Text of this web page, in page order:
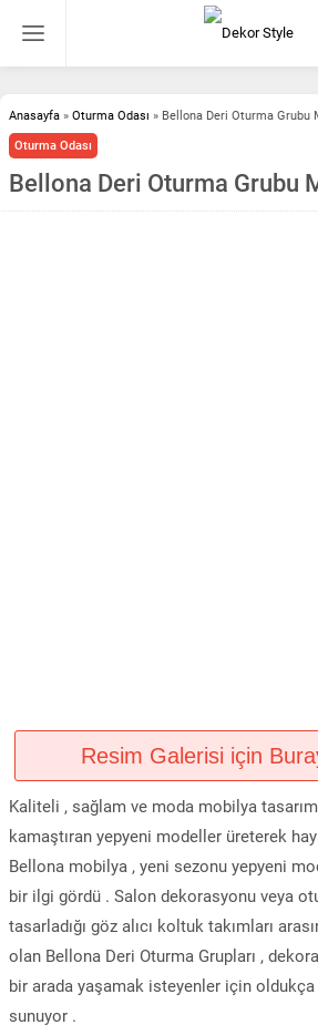
Anasayfa » Oturma Odası » Bellona Deri Oturma Grubu
Oturma Odası
Bellona Deri Oturma Grubu
Resim Galerisi için
Kaliteli , sağlam ve moda mobilya
kamaştıran yepyeni modeller üreterek
Bellona mobilya , yeni sezonu yepyeni
bir ilgi gördü . Salon dekorasyonu veya
tasarladığı göz alıcı koltuk takımları
olan Bellona Deri Oturma Grupları ,
bir arada yaşamak isteyenler için
sunuyor .